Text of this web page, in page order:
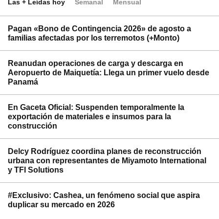
Las + Leídas hoy Semanal Mensual
Pagan «Bono de Contingencia 2026» de agosto a
familias afectadas por los terremotos (+Monto)
Reanudan operaciones de carga y descarga en
Aeropuerto de Maiquetía: Llega un primer vuelo desde
Panamá
En Gaceta Oficial: Suspenden temporalmente la
exportación de materiales e insumos para la
construcción
Delcy Rodríguez coordina planes de reconstrucción
urbana con representantes de Miyamoto International
y TFI Solutions
#Exclusivo: Cashea, un fenómeno social que aspira
duplicar su mercado en 2026